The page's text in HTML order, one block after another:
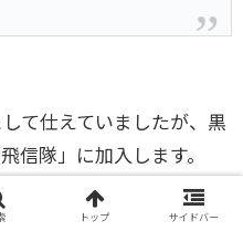
て仕えていましたが、黒
信隊」に加入します。
トップ サイドバー